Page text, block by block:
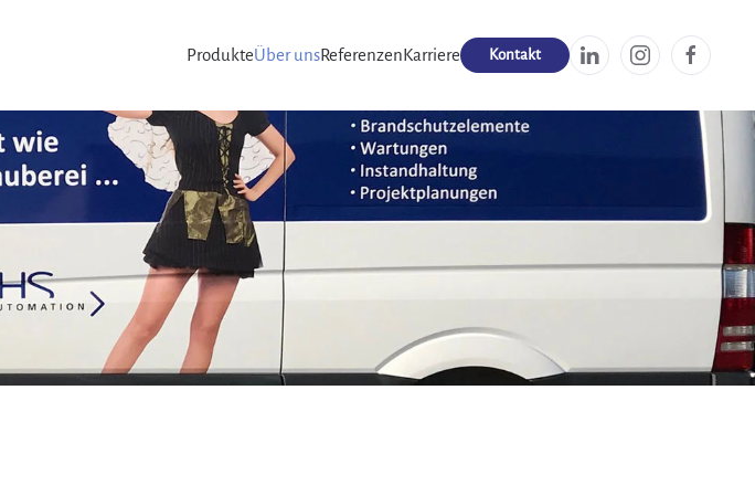
ProdukteÜber unsReferenzenKarriere Kontakt